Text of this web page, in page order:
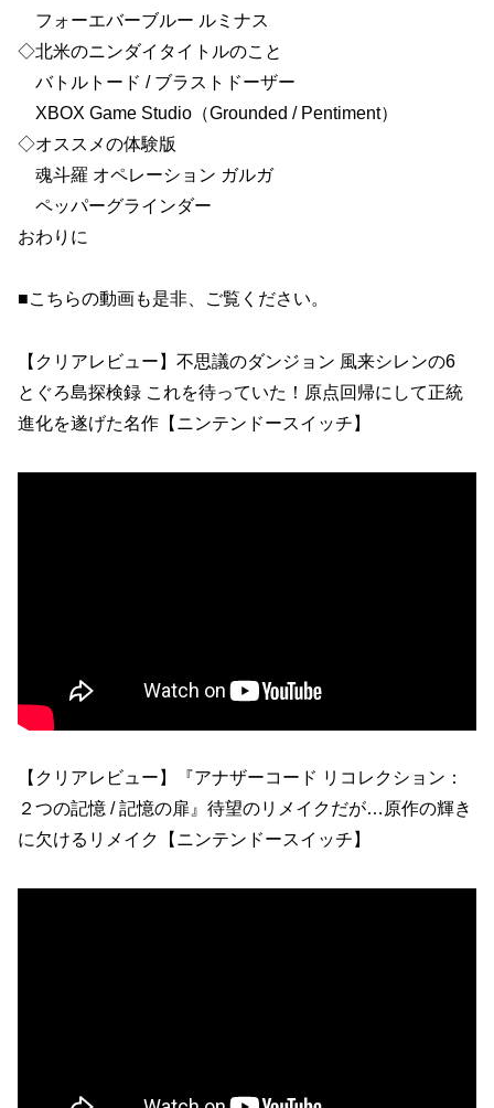
フォーエバーブルー ルミナス
◇北米のニンダイタイトルのこと
バトルトード / ブラストドーザー
XBOX Game Studio（Grounded / Pentiment）
◇オススメの体験版
魂斗羅 オペレーション ガルガ
ペッパーグラインダー
おわりに
■こちらの動画も是非、ご覧ください。
【クリアレビュー】不思議のダンジョン 風来シレンの6
とぐろ島探検録 これを待っていた！原点回帰にして正統
進化を遂げた名作【ニンテンドースイッチ】
【クリアレビュー】『アナザーコード リコレクション：
２つの記憶 / 記憶の扉』待望のリメイクだが…原作の輝き
に欠けるリメイク【ニンテンドースイッチ】